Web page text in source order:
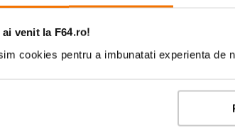
ai venit la F64.ro!
cookies pentru a imbunatati experienta de